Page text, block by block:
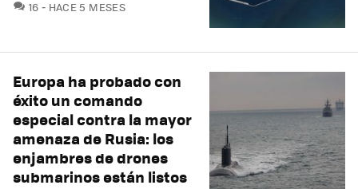
16 COMENTARIOS
HACE 5 MESES
Europa ha probado con
éxito un comando
especial contra la mayor
amenaza de Rusia: los
enjambres de drones
submarinos están listos